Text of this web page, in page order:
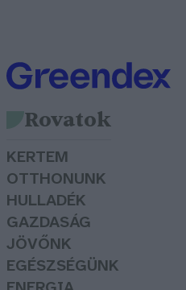
Rovatok
KERTEM
OTTHONUNK
HULLADÉK
GAZDASÁG
JÖVŐNK
EGÉSZSÉGÜNK